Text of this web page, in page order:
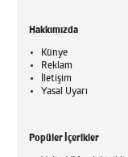
Hakkımızda
Künye
Reklam
İletişim
Yasal Uyarı
Popüler İçerikler